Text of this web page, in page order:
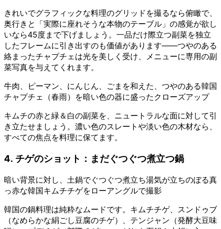
きれいでグラフィックな料理のグリッドを撮るなら俯瞰で、
奥行きと「実際に座れそうな本物のテーブル」の感覚が欲し
いなら45度まで下げましょう。一品だけ際立つ副菜を独立
したフレームに引き出すのも価値があります——つやのある
絡まったチャプチェは光を美しく受け、メニューに専用の副
菜写真を与えてくれます。
牛肉、ピーマン、にんじん、ごまを和えた、つやのある韓国
チャプチェ（春雨）を暗い色の器に盛ったクローズアップ
キムチの赤と緑＆白の副菜を、ニュートラルな面に対して引
き立たせましょう。濃い色のスレートや淡い色の木材なら、
すべての焦点を料理に保てます。
4. チゲのショット：まだぐつぐつ煮立つ鍋
暗い背景に対し、土鍋でぐつぐつ煮立ち湯気が立ちのぼる真
っ赤な韓国キムチチゲをローアングルで撮影
韓国の鍋料理は純粋なムードです。キムチチゲ、スンドゥブ
（なめらかな絹ごし豆腐のチゲ）、テンジャン（発酵大豆味